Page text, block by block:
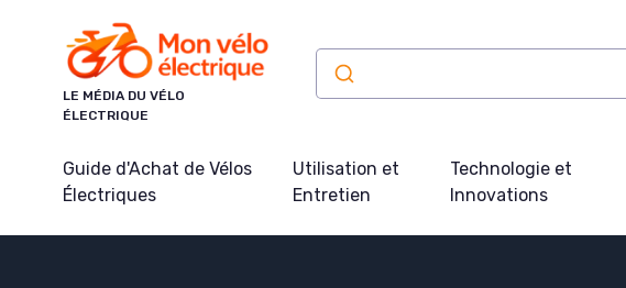
LE MÉDIA DU VÉLO
ÉLECTRIQUE
Guide d'Achat de Vélos
Électriques
Utilisation et
Entretien
Technologie et
Innovations